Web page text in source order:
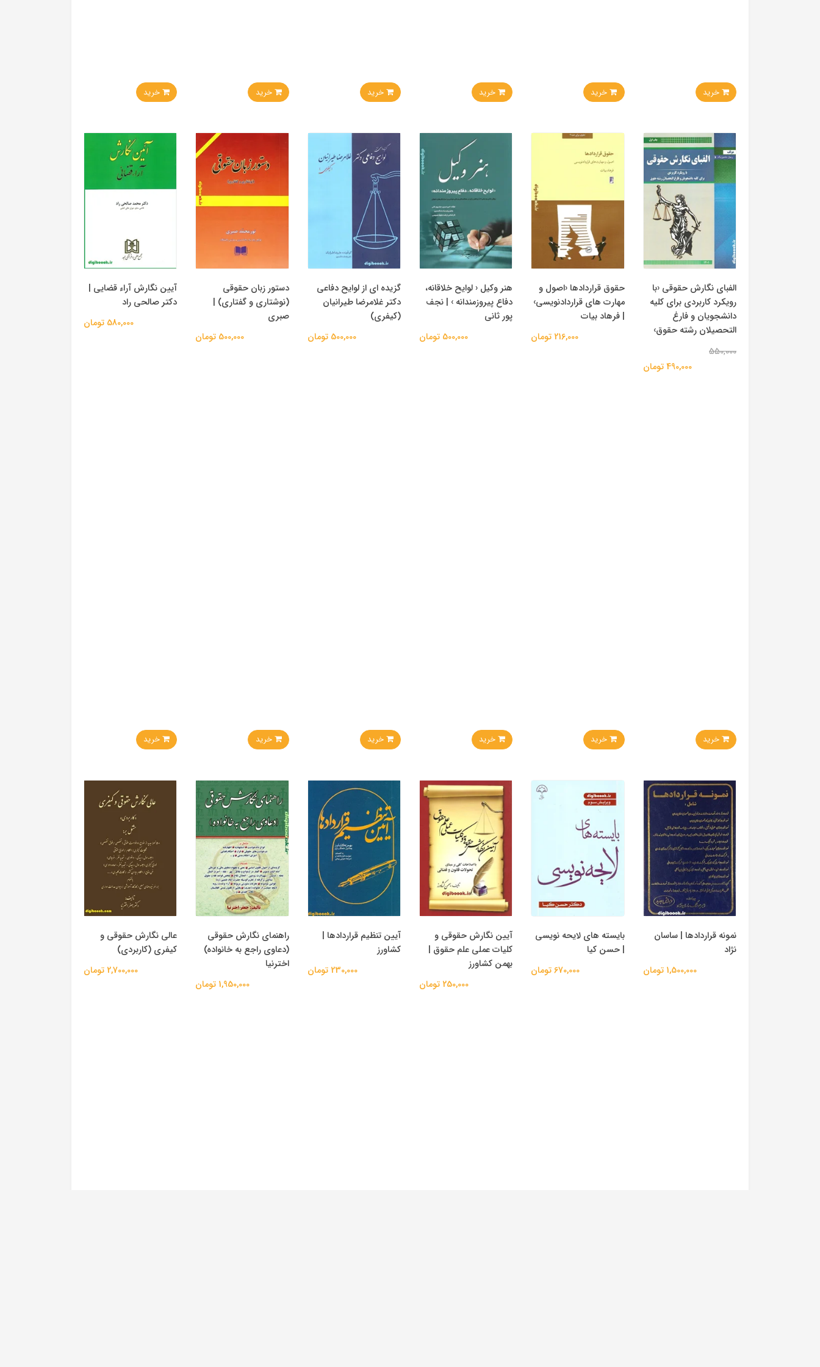
خرید خرید خرید خرید خرید خرید
الفبای نگارش حقوقی ‹با
رویکرد کاربردی برای کلیه
دانشجویان و فارغ
التحصیلان رشته حقوق›
550,000
490,000 تومان
خرید
حقوق قراردادها ‹اصول و
مهارت های قراردادنویسی›
| فرهاد بیات
216,000 تومان
خرید
هنر وکیل ‹ لوایح خلاقانه،
دفاع پیروزمندانه › | نجف
پور ثانی
500,000 تومان
خرید
گزیده ای از لوایح دفاعی
دکتر غلامرضا طیرانیان
(کیفری)
500,000 تومان
خرید
دستور زبان حقوقی
(نوشتاری و گفتاری) |
صبری
500,000 تومان
خرید
آیین نگارش آراء قضایی |
دکتر صالحی راد
580,000 تومان
خرید
نمونه قراردادها | ساسان
نژاد
1,500,000 تومان
بایسته های لایحه نویسی
| حسن کیا
670,000 تومان
آیین نگارش حقوقی و
کلیات عملی علم حقوق |
بهمن کشاورز
250,000 تومان
آیین تنظیم قراردادها |
کشاورز
230,000 تومان
راهنمای نگارش حقوقی
(دعاوی راجع به خانواده)
اخترنيا
1,950,000 تومان
عالی نگارش حقوقی و
کیفری (کاربردی)
2,700,000 تومان